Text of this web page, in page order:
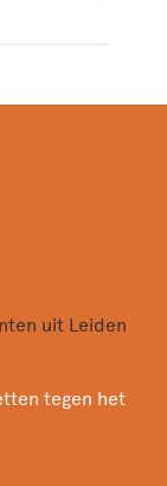
uit Leiden
tegen het